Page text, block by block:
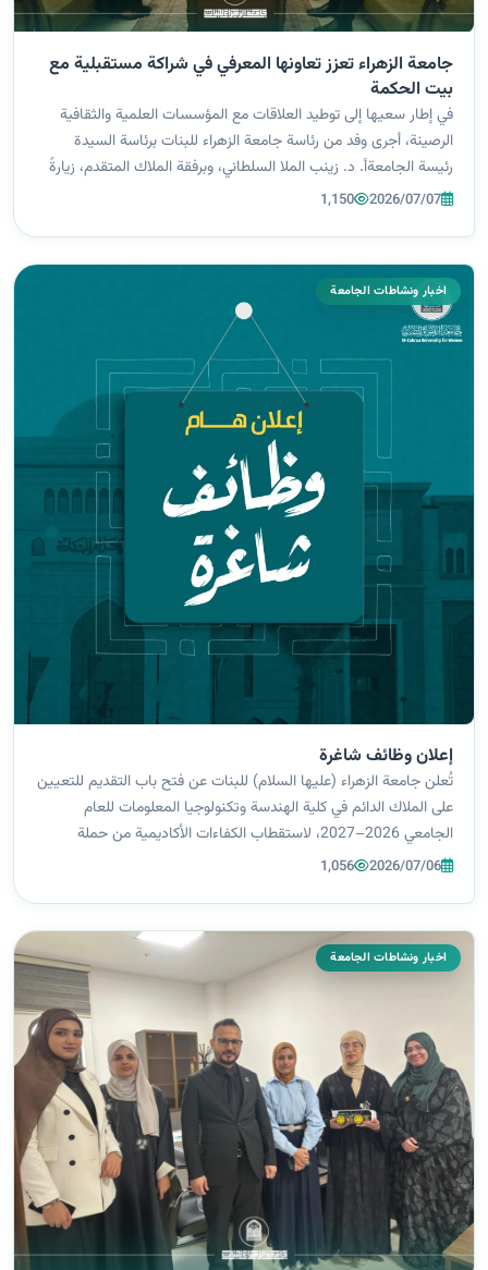
جامعة الزهراء تعزز تعاونها المعرفي في شراكة مستقبلية مع
بيت الحكمة
في إطار سعيها إلى توطيد العلاقات مع المؤسسات العلمية والثقافية
الرصينة، أجرى وفد من رئاسة جامعة الزهراء للبنات برئاسة السيدة
رئيسة الجامعةأ. د. زينب الملا السلطاني، وبرفقة الملاك المتقدم، زيارةً
رسميةً إلى رئيس مجلس أمناء بيت الحكمة الدكتور نعيم العبودي،
2026/07/07
1,150
اخبار ونشاطات الجامعة
إعلان وظائف شاغرة
تُعلن جامعة الزهراء (عليها السلام) للبنات عن فتح باب التقديم للتعيين
على الملاك الدائم في كلية الهندسة وتكنولوجيا المعلومات للعام
الجامعي 2026–2027، لاستقطاب الكفاءات الأكاديمية من حملة
شهادتي الدكتوراه والماجستير، وذلك في الاختصاصات المبينة في أدناه:
2026/07/06
1,056
اخبار ونشاطات الجامعة